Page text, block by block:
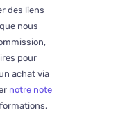
des liens
nous
pour
achat via
notre note